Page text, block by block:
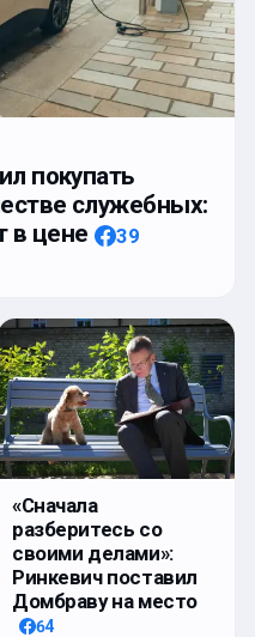
покупать
служебных:
в цене
39
«Сначала
разберитесь со
своими делами»:
Ринкевич поставил
Домбраву на место
64